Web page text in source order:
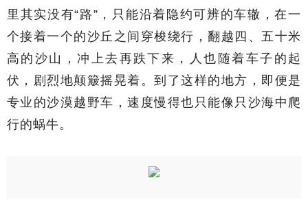
里其实没有“路”，只能沿着隐约可辨的车辙，在一
个接着一个的沙丘之间穿梭绕行，翻越四、五十米
高的沙山，冲上去再跌下来，人也随着车子的起
伏，剧烈地颠簸摇晃着。到了这样的地方，即便是
专业的沙漠越野车，速度慢得也只能像只沙海中爬
行的蜗牛。